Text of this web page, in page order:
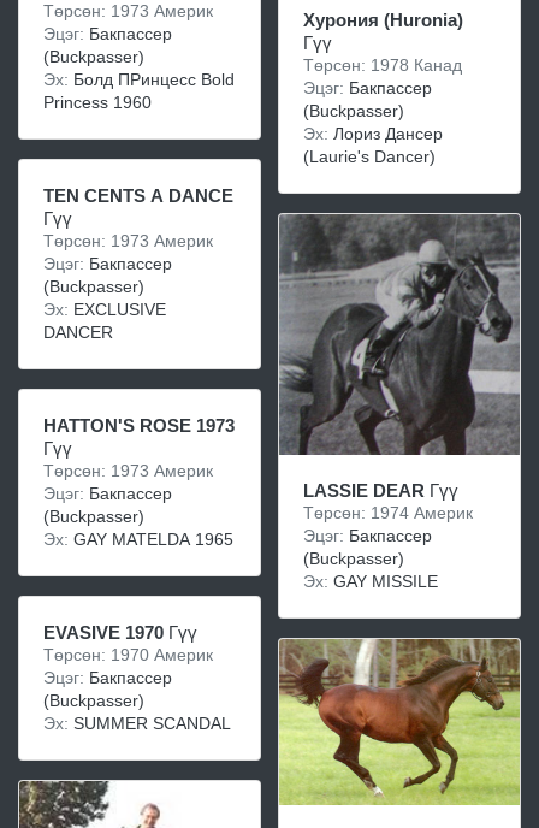
Төрсөн: 1973 Америк
Эцэг: Бакпассер
(Buckpasser)
Эх: Болд ПРинцесс Bold
Princess 1960
TEN CENTS A DANCE
Гүү
Төрсөн: 1973 Америк
Эцэг: Бакпассер
(Buckpasser)
Эх: EXCLUSIVE
DANCER
HATTON'S ROSE 1973
Гүү
Төрсөн: 1973 Америк
Эцэг: Бакпассер
(Buckpasser)
Эх: GAY MATELDA 1965
EVASIVE 1970 Гүү
Төрсөн: 1970 Америк
Эцэг: Бакпассер
(Buckpasser)
Эх: SUMMER SCANDAL
Хурония (Huronia)
Гүү
Төрсөн: 1978 Канад
Эцэг: Бакпассер
(Buckpasser)
Эх: Лориз Дансер
(Laurie's Dancer)
LASSIE DEAR Гүү
Төрсөн: 1974 Америк
Эцэг: Бакпассер
(Buckpasser)
Эх: GAY MISSILE